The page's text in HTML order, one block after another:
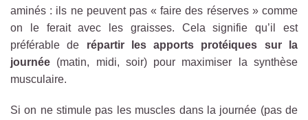
aminés : ils ne peuvent pas « faire des réserves » comme
on le ferait avec les graisses. Cela signifie qu’il est
préférable de répartir les apports protéiques sur la
journée (matin, midi, soir) pour maximiser la synthèse
musculaire.
Si on ne stimule pas les muscles dans la journée (pas de